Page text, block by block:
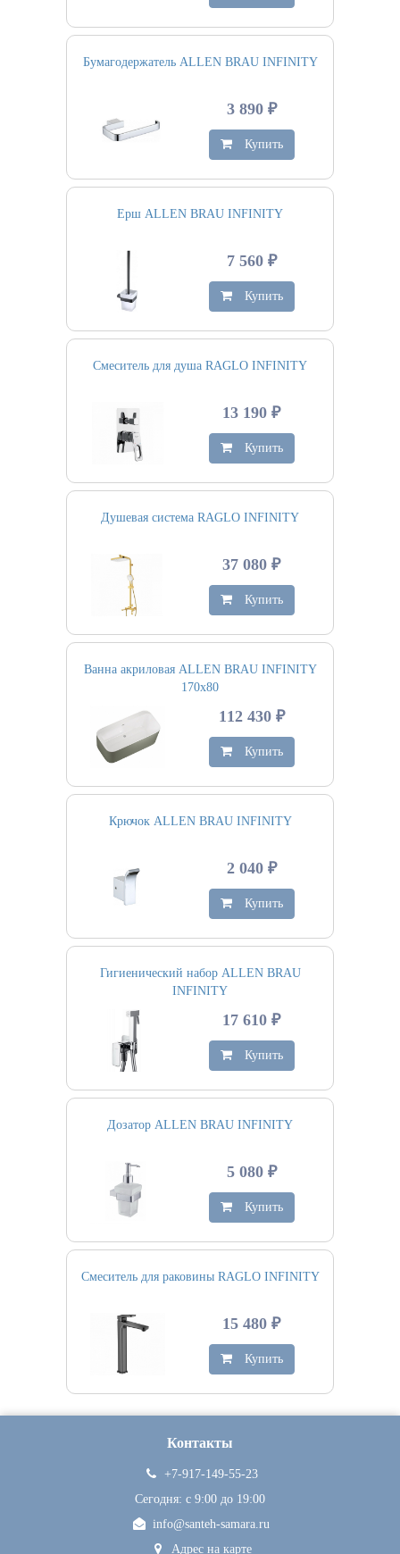
Бумагодержатель ALLEN BRAU INFINITY
3 890 ₽
Купить
Ерш ALLEN BRAU INFINITY
7 560 ₽
Купить
Смеситель для душа RAGLO INFINITY
13 190 ₽
Купить
Душевая система RAGLO INFINITY
37 080 ₽
Купить
Ванна акриловая ALLEN BRAU INFINITY
170х80
112 430 ₽
Купить
Крючок ALLEN BRAU INFINITY
2 040 ₽
Купить
Гигиенический набор ALLEN BRAU
INFINITY
17 610 ₽
Купить
Дозатор ALLEN BRAU INFINITY
5 080 ₽
Купить
Смеситель для раковины RAGLO INFINITY
15 480 ₽
Купить
Контакты
+7-917-149-55-23
Сегодня: c 9:00 до 19:00
info@santeh-samara.ru
Адрес на карте